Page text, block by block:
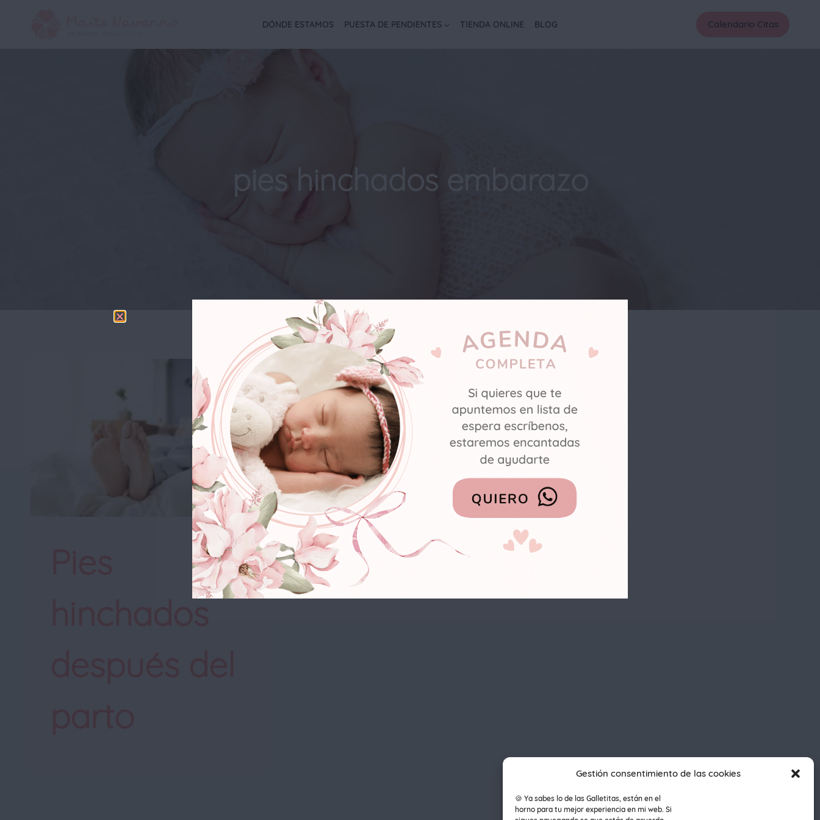
Gestión consentimiento de las cookies
🍪 Ya sabes lo de las Galletitas, están en el
horno para tu mejor experiencia en mi web. Si
DÓNDE ESTAMOS PUESTA DE PENDIENTES TIENDA ONLINE BLOG Calendario Citas
pies hinchados embarazo
hinchados